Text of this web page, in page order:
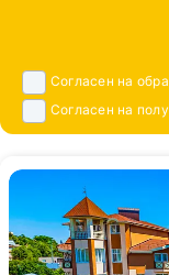
Согласен на
Согласен на